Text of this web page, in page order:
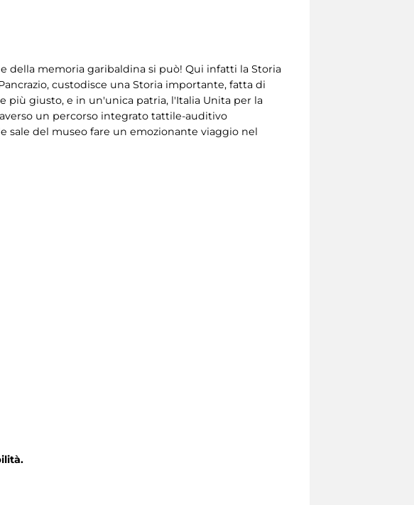
della memoria garibaldina si può! Qui infatti la Storia
custodisce una Storia importante, fatta di
più giusto, e in un'unica patria, l'Italia Unita per la
un percorso integrato tattile-auditivo
sale del museo fare un emozionante viaggio nel